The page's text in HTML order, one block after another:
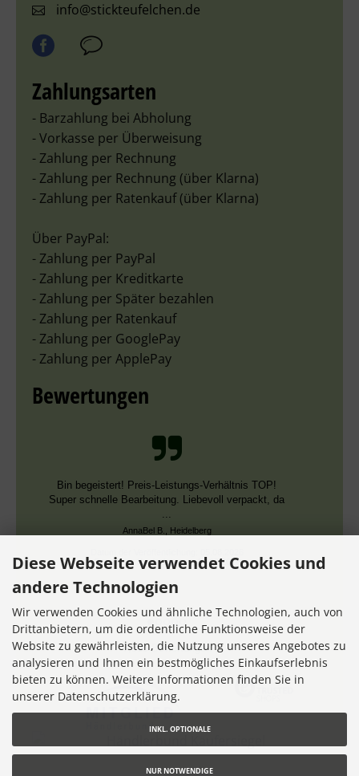
info@stickteufelchen.de
Zahlungsarten
- Barzahlung bei Abholung
- Vorkasse per Überweisung
- Zahlung per Rechnung
- Zahlung per Rechnung (über Klarna)
- Zahlung per Ratenkauf (über Klarna)
Über PayPal:
- Zahlung per PayPal
- Zahlung per Kreditkarte
- Zahlung per Später bezahlen
- Zahlung per Ratenkauf
- Zahlung per GooglePay
- Zahlung per ApplePay
Bewertungen
Schnelle Bearbeitung, nur leider falsche Farben,
die aber dieselben DMC Nummern trugen.
Datum der Kauferfahrung: 13.07.2026
7,355 Bewertungen
Diese Webseite verwendet Cookies und
andere Technologien
Wir verwenden Cookies und ähnliche Technologien, auch von
Drittanbietern, um die ordentliche Funktionsweise der
Website zu gewährleisten, die Nutzung unseres Angebotes zu
analysieren und Ihnen ein bestmögliches Einkaufserlebnis
bieten zu können. Weitere Informationen finden Sie in
unserer Datenschutzerklärung.
INKL. OPTIONALE
NUR NOTWENDIGE